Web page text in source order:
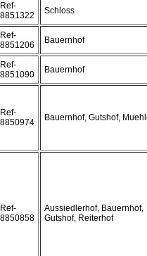
Ref-
8851322
Schloss
Ref-
8851206
Bauernhof
Ref-
8851090
Bauernhof
Ref-
8850974
Bauernhof, Gutshof,
Ref-
8850858
Aussiedlerhof, Bauernhof,
Gutshof, Reiterhof